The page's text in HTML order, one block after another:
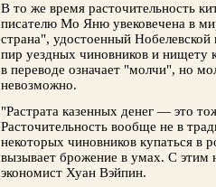
В то же время расточительность
писателю Мо Яню увековечена в
страна", удостоенный
пир уездных чиновников и
в переводе означает "молчи", но
невозможно.
"Растрата казенных денег — это
Расточительность вообще не в
некоторых чиновников купаться в
вызывает брожение в умах. С
экономист Хуан Вэйпин.